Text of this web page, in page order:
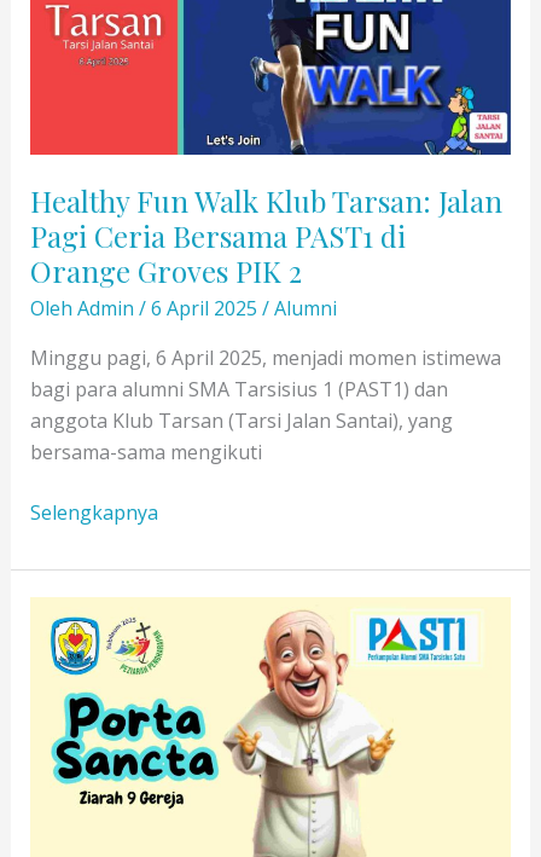
Healthy Fun Walk Klub Tarsan: Jalan
Pagi Ceria Bersama PAST1 di
Orange Groves PIK 2
Oleh Admin /6 April 2025 /Alumni
Minggu pagi, 6 April 2025, menjadi momen istimewa
bagi para alumni SMA Tarsisius 1 (PAST1) dan
anggota Klub Tarsan (Tarsi Jalan Santai), yang
bersama-sama mengikuti
Healthy
Walk
Klub
Tarsan:
Jalan
Pagi
Ceria
Bersama
PAST1
Selengkapnya